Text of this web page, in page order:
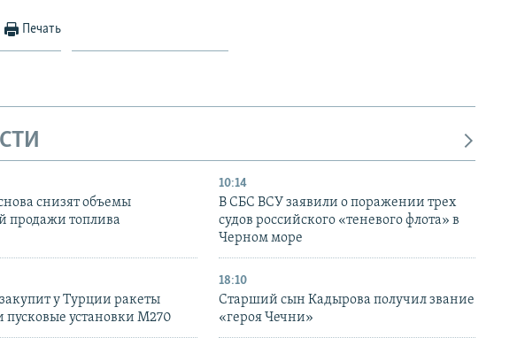
Печать
снизят объемы
продажи топлива
10:14
В СБС ВСУ заявили о поражении трех
судов российского «теневого флота» в
Черном море
у Турции ракеты
пусковые установки M270
18:10
Старший сын Кадырова получил звание
«героя Чечни»